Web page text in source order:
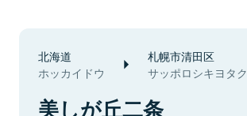
北海道
ホッカイドウ
札幌市清田区
サッポロシキヨタク
美しが丘二条